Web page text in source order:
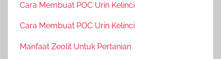
Cara Membuat POC Urin Kelinci
Cara Membuat POC Urin Kelinci
Manfaat Zeolit Untuk Pertanian